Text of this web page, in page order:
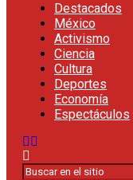
Destacados
México
Activismo
Ciencia
Cultura
Deportes
Economía
Espectáculos